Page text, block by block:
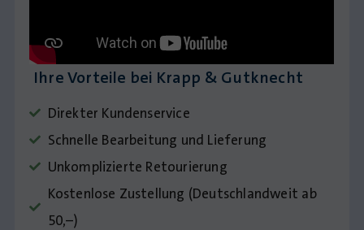
Ihre Vorteile bei Krapp & Gutknecht
Direkter Kundenservice
Schnelle Bearbeitung und Lieferung
Unkomplizierte Retourierung
Kostenlose Zustellung (Deutschlandweit ab
50,–)